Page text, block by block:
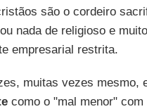
são o cordeiro
nada de religioso e
empresarial restrita.
muitas vezes mesmo,
como o "mal menor"